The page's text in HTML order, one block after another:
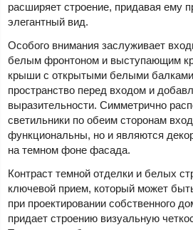
расширяет строение, придавая ему
элегантный вид.
Особого внимания заслуживает
белым фронтоном и выступающим
крыши с открытыми белыми
пространство перед входом и
выразительности. Симметрично
светильники по обеим сторонам
функциональны, но и являются
на темном фоне фасада.
Контраст темной отделки и белых
ключевой прием, который может
при проектировании собственного
придает строению визуальную